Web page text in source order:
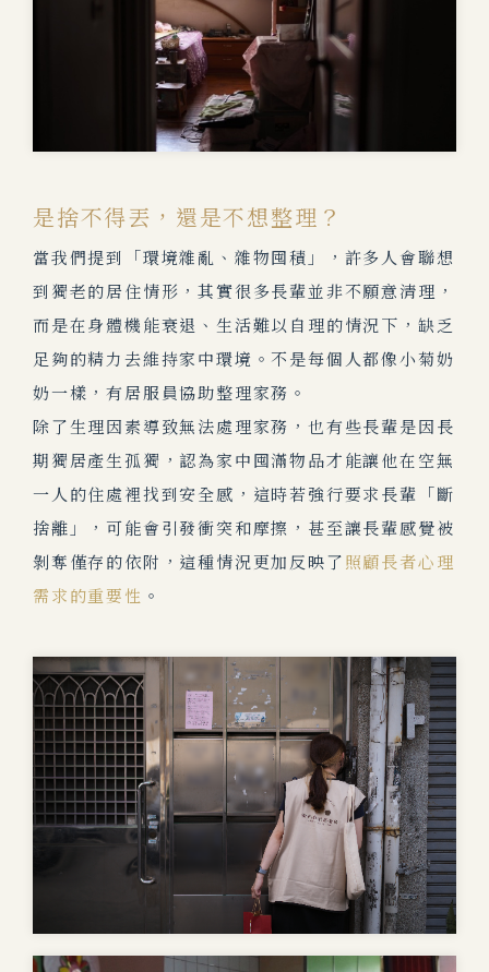
是捨不得丟，還是不想整理？
當我們提到「環境雜亂、雜物囤積」，許多人會聯想
到獨老的居住情形，其實很多長輩並非不願意清理，
而是在身體機能衰退、生活難以自理的情況下，缺乏
足夠的精力去維持家中環境。不是每個人都像小菊奶
奶一樣，有居服員協助整理家務。
除了生理因素導致無法處理家務，也有些長輩是因長
期獨居產生孤獨，認為家中囤滿物品才能讓他在空無
一人的住處裡找到安全感，這時若強行要求長輩「斷
捨離」，可能會引發衝突和摩擦，甚至讓長輩感覺被
剝奪僅存的依附，這種情況更加反映了 照顧長者心理
需求的重要性 。